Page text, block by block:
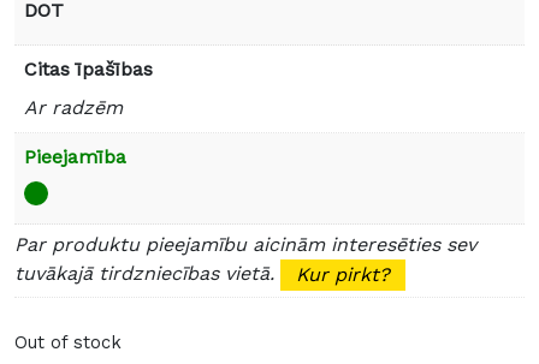
DOT
Citas īpašības
Ar radzēm
Pieejamība
Par produktu pieejamību aicinām interesēties sev
tuvākajā tirdzniecības vietā.
Kur pirkt?
Out of stock